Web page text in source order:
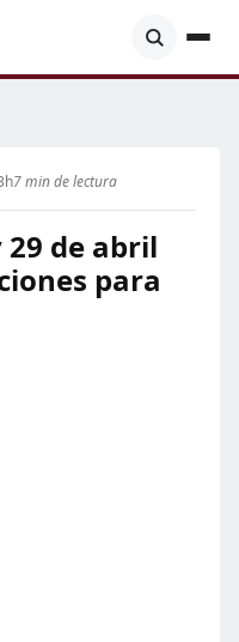
7 min de lectura
29 de abril
para